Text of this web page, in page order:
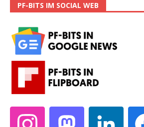
PF-BITS IM SOCIAL WEB